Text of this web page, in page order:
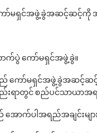
ော်မရှင်အဖွဲ့ခွဲအဆင့်ဆင့်ကို
က်ပွဲ ကော်မရှင်အဖွဲ့ခွဲ။
ည် ကော်မရှင်အဖွဲ့ခွဲအဆင့်
းရာတွင် စည်ပင်သာယာအ
ောက်ပါအရည်အချင်းမျာ